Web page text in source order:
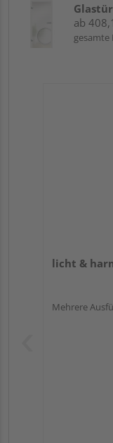
ab
gesamte
licht &
Mehrere